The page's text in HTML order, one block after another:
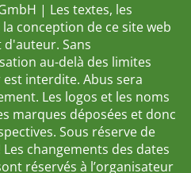
| Les textes, les
conception de ce site web
Sans
au-delà des limites
interdite. Abus sera
Les logos et les noms
marques déposées et donc
Sous réserve de
changements des dates
réservés à l’organisateur